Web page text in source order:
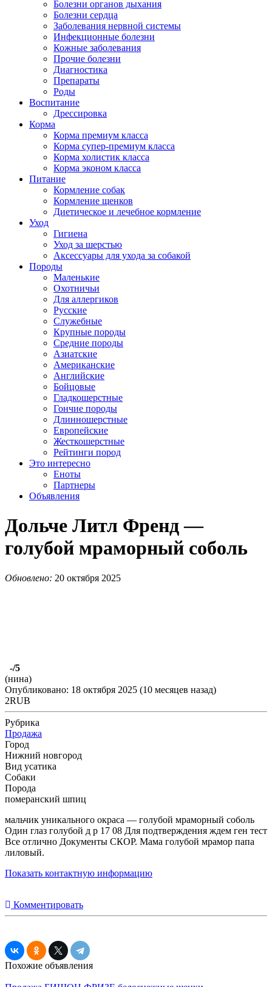
Болезни органов дыхания
Болезни сердца
Заболевания нервной системы
Инфекционные болезни
Кожные заболевания
Прочие болезни
Диагностика
Препараты
Роды
Воспитание
Дрессировка
Корма
Корма премиум класса
Корма супер-премиум класса
Корма холистик класса
Корма эконом класса
Питание
Кормление собак
Кормление щенков
Диетическое и лечебное кормление
Уход
Гигиена
Уход за шерстью
Аксессуары для ухода за собакой
Породы
Маленькие
Охотничьи
Для аллергиков
Русские
Служебные
Крупные породы
Средние породы
Азиатские
Американские
Английские
Бойцовые
Гладкошерстные
Гончие породы
Длинношерстные
Европейские
Жесткошерстные
Рейтинги пород
Это интересно
Еноты
Партнеры
Объявления
Дольче Литл Френд —
голубой мраморный соболь
Обновлено: 20 октября 2025
-/5
(нина)
Опубликовано: 18 октября 2025 (10 месяцев назад)
2RUB
Рубрика
Продажа
Город
Нижний новгород
Вид усатика
Собаки
Порода
померанский шпиц
мальчик уникального окраса — голубой мраморный соболь
Один глаз голубой д р 17 08 Для подтверждения ждем ген тест
Все отлично Документы СКОР. Мама голубой мрамор папа
лиловый.
Показать контактную информацию
Комментировать
Похожие объявления